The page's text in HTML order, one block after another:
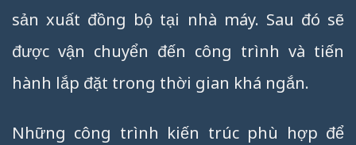
sản xuất đồng bộ tại nhà máy. Sau đó sẽ
được vận chuyển đến công trình và tiến
hành lắp đặt trong thời gian khá ngắn.
Những công trình kiến trúc phù hợp để